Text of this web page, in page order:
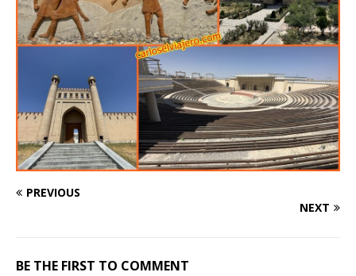
PREVIOUS
NEXT
BE THE FIRST TO COMMENT